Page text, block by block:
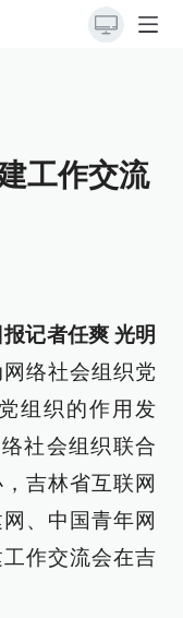
工作交流
记者任爽 光明
络社会组织党
组织的作用发
社会组织联合
吉林省互联网
、中国青年网
作交流会在吉